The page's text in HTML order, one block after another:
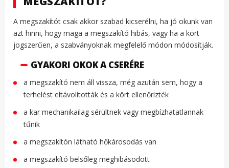
A megszakítót csak akkor szabad kicserélni, ha jó okunk van
azt hinni, hogy maga a megszakító hibás, vagy ha a kört
jogszerűen, a szabványoknak megfelelő módon módosítják.
GYAKORI OKOK A CSERÉRE
a megszakító nem áll vissza, még azután sem, hogy a
terhelést eltávolították és a kört ellenőrizték
a kar mechanikailag sérültnek vagy megbízhatatlannak
tűnik
a megszakítón látható hőkárosodás van
a megszakító belsőleg meghibásodott